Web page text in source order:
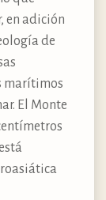
en adición
de
marítimos
El Monte